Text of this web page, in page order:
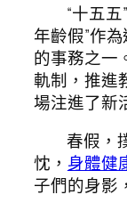
“十五
年齡假”作
的事務之一
軌制，推進
場注進了新
春假，
忱， 身體健
子們的身影